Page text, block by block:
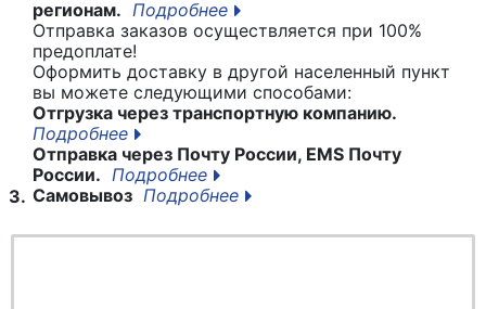
регионам. Подробнее
Отправка заказов осуществляется при 100%
предоплате!
Оформить доставку в другой населенный пункт
вы можете следующими способами:
Отгрузка через транспортную компанию.
Подробнее
Отправка через Почту России, EMS Почту
России. Подробнее
3. Самовывоз Подробнее